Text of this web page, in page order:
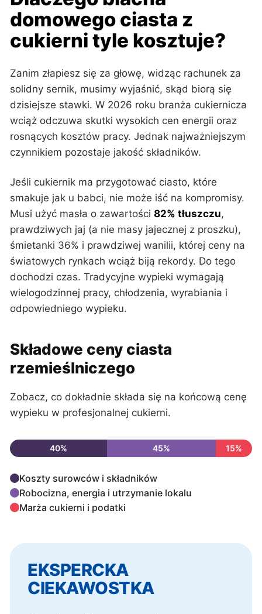
domowego ciasta z
cukierni tyle kosztuje?
Zanim złapiesz się za głowę, widząc rachunek za
solidny sernik, musimy wyjaśnić, skąd biorą się
dzisiejsze stawki. W 2026 roku branża cukiernicza
wciąż odczuwa skutki wysokich cen energii oraz
rosnących kosztów pracy. Jednak najważniejszym
czynnikiem pozostaje jakość składników.
Jeśli cukiernik ma przygotować ciasto, które
smakuje jak u babci, nie może iść na kompromisy.
Musi użyć masła o zawartości 82% tłuszczu,
prawdziwych jaj (a nie masy jajecznej z proszku),
śmietanki 36% i prawdziwej wanilii, której ceny na
światowych rynkach wciąż biją rekordy. Do tego
dochodzi czas. Tradycyjne wypieki wymagają
wielogodzinnej pracy, chłodzenia, wyrabiania i
odpowiedniego wypieku.
Składowe ceny ciasta
rzemieślniczego
Zobacz, co dokładnie składa się na końcową cenę
wypieku w profesjonalnej cukierni.
40% 45% 15%
Koszty surowców i składników
Robocizna, energia i utrzymanie lokalu
Marża cukierni i podatki
EKSPERCKA
CIEKAWOSTKA